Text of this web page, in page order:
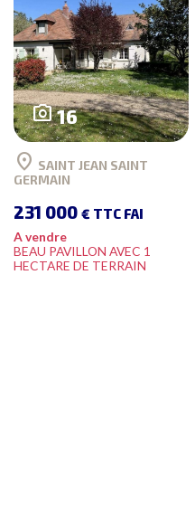
photo_camera16
location_on SAINT JEAN SAINT
GERMAIN
231 000€ TTC FAI
A vendre
BEAU PAVILLON AVEC 1
HECTARE DE TERRAIN